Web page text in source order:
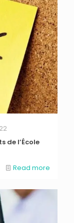
de l’École
Read more